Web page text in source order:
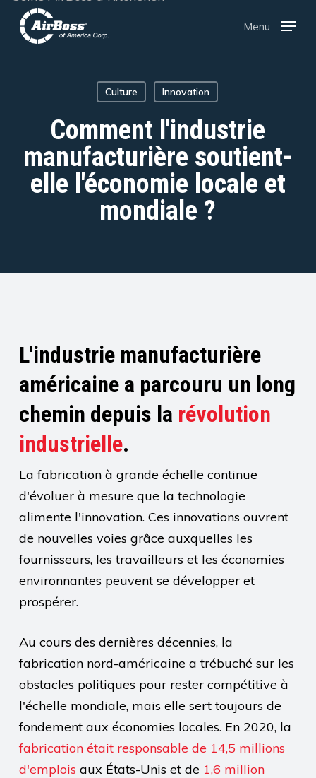
Skip
Menu
Culture Innovation
Comment l'industrie
manufacturière soutient-
elle l'économie locale et
mondiale ?
L'industrie manufacturière
américaine a parcouru un long
chemin depuis la révolution
industrielle.
La fabrication à grande échelle continue
d'évoluer à mesure que la technologie
alimente l'innovation. Ces innovations ouvrent
de nouvelles voies grâce auxquelles les
fournisseurs, les travailleurs et les économies
environnantes peuvent se développer et
prospérer.
Au cours des dernières décennies, la
fabrication nord-américaine a trébuché sur les
obstacles politiques pour rester compétitive à
l'échelle mondiale, mais elle sert toujours de
fondement aux économies locales. En 2020, la
fabrication était responsable de 14,5 millions
d'emplois aux États-Unis et de 1,6 million